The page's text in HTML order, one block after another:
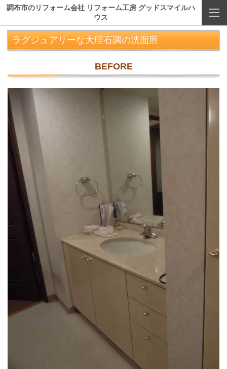
調布市のリフォーム会社 リフォーム工房 グッドスマイルハ
ウス
ラグジュアリーな大理石調の洗面所
BEFORE